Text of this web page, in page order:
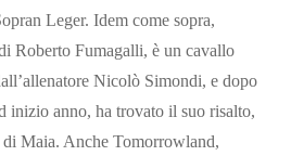
Leger. Idem come sopra,
Roberto Fumagalli, è un cavallo
Nicolò Simondi, e dopo
inizio anno, ha trovato il suo risalto,
di Maia. Anche Tomorrowland,